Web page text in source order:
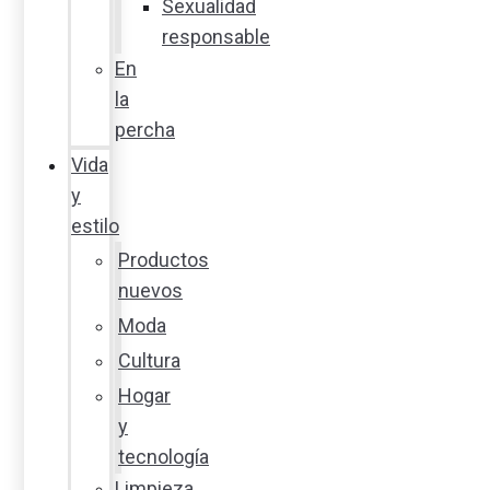
Sexualidad
responsable
En
la
percha
Vida
y
estilo
Productos
nuevos
Moda
Cultura
Hogar
y
tecnología